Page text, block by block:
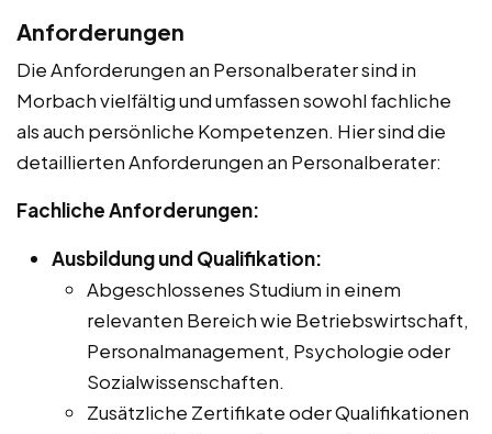
Anforderungen
Die Anforderungen an Personalberater sind in
Morbach vielfältig und umfassen sowohl fachliche
als auch persönliche Kompetenzen. Hier sind die
detaillierten Anforderungen an Personalberater:
Fachliche Anforderungen:
Ausbildung und Qualifikation:
Abgeschlossenes Studium in einem
relevanten Bereich wie Betriebswirtschaft,
Personalmanagement, Psychologie oder
Sozialwissenschaften.
Zusätzliche Zertifikate oder Qualifikationen